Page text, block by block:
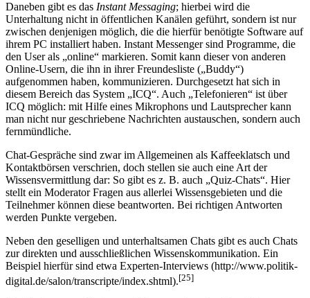
Daneben gibt es das Instant Messaging; hierbei wird die
Unterhaltung nicht in öffentlichen Kanälen geführt, sondern ist nur
zwischen denjenigen möglich, die die hierfür benötigte Software auf
ihrem PC installiert haben. Instant Messenger sind Programme, die
den User als „online“ markieren. Somit kann dieser von anderen
Online-Usern, die ihn in ihrer Freundesliste („Buddy“)
aufgenommen haben, kommunizieren. Durchgesetzt hat sich in
diesem Bereich das System „ICQ“. Auch „Telefonieren“ ist über
ICQ möglich: mit Hilfe eines Mikrophons und Lautsprecher kann
man nicht nur geschriebene Nachrichten austauschen, sondern auch
fernmündliche.
Chat-Gespräche sind zwar im Allgemeinen als Kaffeeklatsch und
Kontaktbörsen verschrien, doch stellen sie auch eine Art der
Wissensvermittlung dar: So gibt es z. B. auch „Quiz-Chats“. Hier
stellt ein Moderator Fragen aus allerlei Wissensgebieten und die
Teilnehmer können diese beantworten. Bei richtigen Antworten
werden Punkte vergeben.
Neben den geselligen und unterhaltsamen Chats gibt es auch Chats
zur direkten und ausschließlichen Wissenskommunikation. Ein
Beispiel hierfür sind etwa Experten-Interviews (http://www.politik-
digital.de/salon/transcripte/index.shtml).[25]